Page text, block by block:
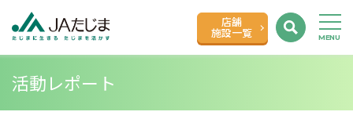
店舗
施設一覧
活動レポート